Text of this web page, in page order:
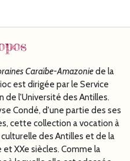
Caraïbe-Amazoniede la
est dirigée par le Service
de l'Université des Antilles.
Condé, d'une partie des ses
cette collection a vocation à
des Antilles et de la
et XXe siècles. Comme la